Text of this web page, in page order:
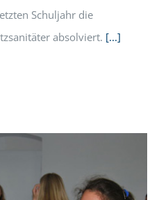
Schuljahr die
absolviert. [...]